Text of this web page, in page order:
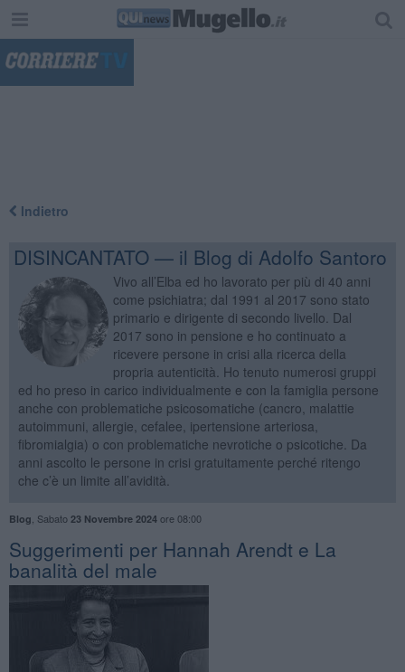
Indietro
DISINCANTATO — il Blog di Adolfo Santoro
Vivo all’Elba ed ho lavorato per più di 40 anni
come psichiatra; dal 1991 al 2017 sono stato
primario e dirigente di secondo livello. Dal
2017 sono in pensione e ho continuato a
ricevere persone in crisi alla ricerca della
propria autenticità. Ho tenuto numerosi gruppi
ed ho preso in carico individualmente e con la famiglia persone
anche con problematiche psicosomatiche (cancro, malattie
autoimmuni, allergie, cefalee, ipertensione arteriosa,
fibromialgia) o con problematiche nevrotiche o psicotiche. Da
anni ascolto le persone in crisi gratuitamente perché ritengo
che c’è un limite all’avidità.
Blog Sabato 23 Novembre 2024ore 08:00
Suggerimenti per Hannah Arendt e La
banalità del male